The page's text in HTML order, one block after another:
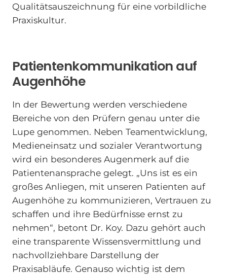
Qualitätsauszeichnung für eine vorbildliche
Praxiskultur.
Patientenkommunikation auf
Augenhöhe
In der Bewertung werden verschiedene
Bereiche von den Prüfern genau unter die
Lupe genommen. Neben Teamentwicklung,
Medieneinsatz und sozialer Verantwortung
wird ein besonderes Augenmerk auf die
Patientenansprache gelegt. „Uns ist es ein
großes Anliegen, mit unseren Patienten auf
Augenhöhe zu kommunizieren, Vertrauen zu
schaffen und ihre Bedürfnisse ernst zu
nehmen“, betont Dr. Koy. Dazu gehört auch
eine transparente Wissensvermittlung und
nachvollziehbare Darstellung der
Praxisabläufe. Genauso wichtig ist dem